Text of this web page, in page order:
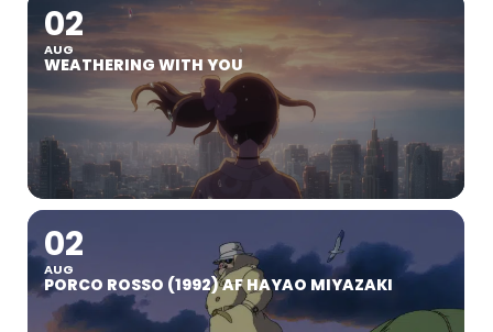
02
AUG
WEATHERING WITH YOU
02
AUG
PORCO ROSSO (1992) AF HAYAO MIYAZAKI